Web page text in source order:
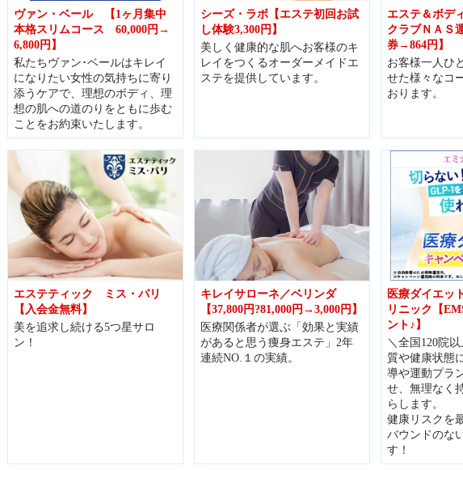
ヴァン・ベール 【1ヶ月集中
本格スリムコース 60,000円→
6,800円】
私たちヴァン･ベールはキレイ
になりたい女性の気持ちに寄り
添うケアで、理想のボディ、理
想の肌への道のりをともに歩む
ことをお約束いたします。
シーズ・ラボ【エステ初回お試
し体験3,300円】
美しく健康的な肌へお客様のキ
レイをつくるオーダーメイドエ
ステを提供しています。
エステ＆ボデ
クラブＮＡＳ
券→864円】
お客様一人ひ
せた様々なコ
おります。
エステティック ミス・パリ
【入会金無料】
美を追求し続ける5つ星サロ
ン！
キレイサローネ／ベリンダ
【37,800円?81,000円→3,000円】
医療関係者が選ぶ「効果と実績
があると思う痩身エステ」2年
連続NO.１の実績。
医療ダイエッ
リニック【
ント♪】
＼全国120院
質や健康状態
導や運動プラ
せ、無理なく
らします。
健康リスクを
バウンドのな
す！